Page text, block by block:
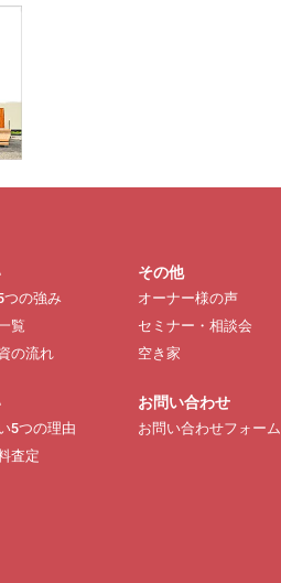
つの強み
覧
の流れ
5つの理由
査定
その他
オーナー様の声
セミナー・相談会
空き家
お問い合わせ
お問い合わせフォーム